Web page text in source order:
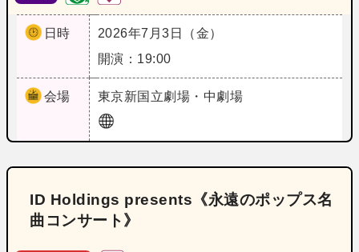
日時
2026年7月3日（金）
開演：19:00
会場 東京新国立劇場・中劇場
ID Holdings presents《永遠のポップス名
曲コンサート》